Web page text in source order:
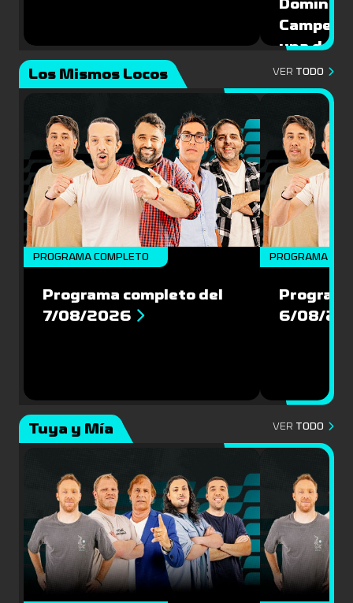
una de
Mundial
Los Mismos Locos VER TODO
PROGRAMA COMPLETO
Programa completo del
7/08/2026
PROGRAMA
6/08/
Tuya y Mía VER TODO